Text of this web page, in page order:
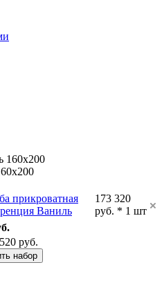
прикроватная
Ваниль
173 320
руб. * 1 шт
руб.
набор